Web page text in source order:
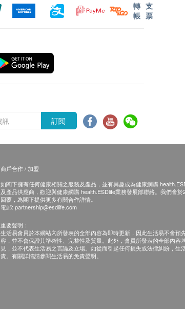
轉
帳
支
票
訂閱
商戶合作 / 加盟
如閣下擁有任何健康相關之服務及產品，並有興趣成為健康網購
及產品供應商，歡迎與健康網購 health.ESDlife業務發展部聯絡。我們會於
回覆，為閣下提供更多有關合作詳情。
電郵: partnership@esdlife.com
重要聲明：
生活易會員於本網站內所發表的全部內容為即時更新，因此生活易不會預
容，並不會保證其準確性、完整性及質量。此外，會員所發表的全部內容
見，並不代表生活易之言論及立場。如從而引起任何損失或法律糾紛，生
責。有關詳情請參閱生活易的免責聲明。